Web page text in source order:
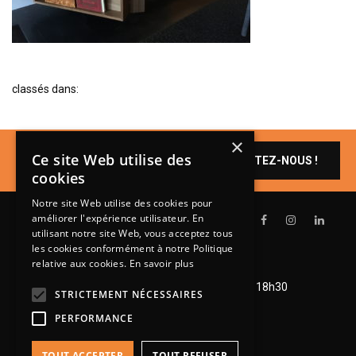
BIBLIOTHÈQUE
TABLE BASSE
TABLES
BAHUT
CONVERTIBLE
LITS RELEVABLES
CADRES DE LIT
classés dans:
Un produit vous
intéresse ?
CONTACTEZ-NOUS !
Lundi de 14h à 18h30
Mardi à vendredi de 9h à 12h et de 14h à 18h30
×
Ce site Web utilise des
cookies
Notre site Web utilise des cookies pour
améliorer l'expérience utilisateur. En
utilisant notre site Web, vous acceptez tous
les cookies conformément à notre Politique
relative aux cookies. En savoir plus
STRICTEMENT NÉCESSAIRES
PERFORMANCE